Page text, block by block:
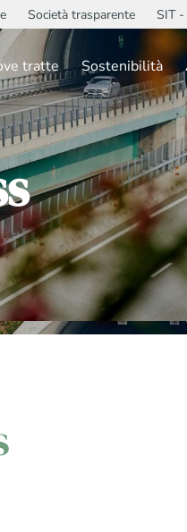
Società trasparente SIT
tratte Sostenibilità